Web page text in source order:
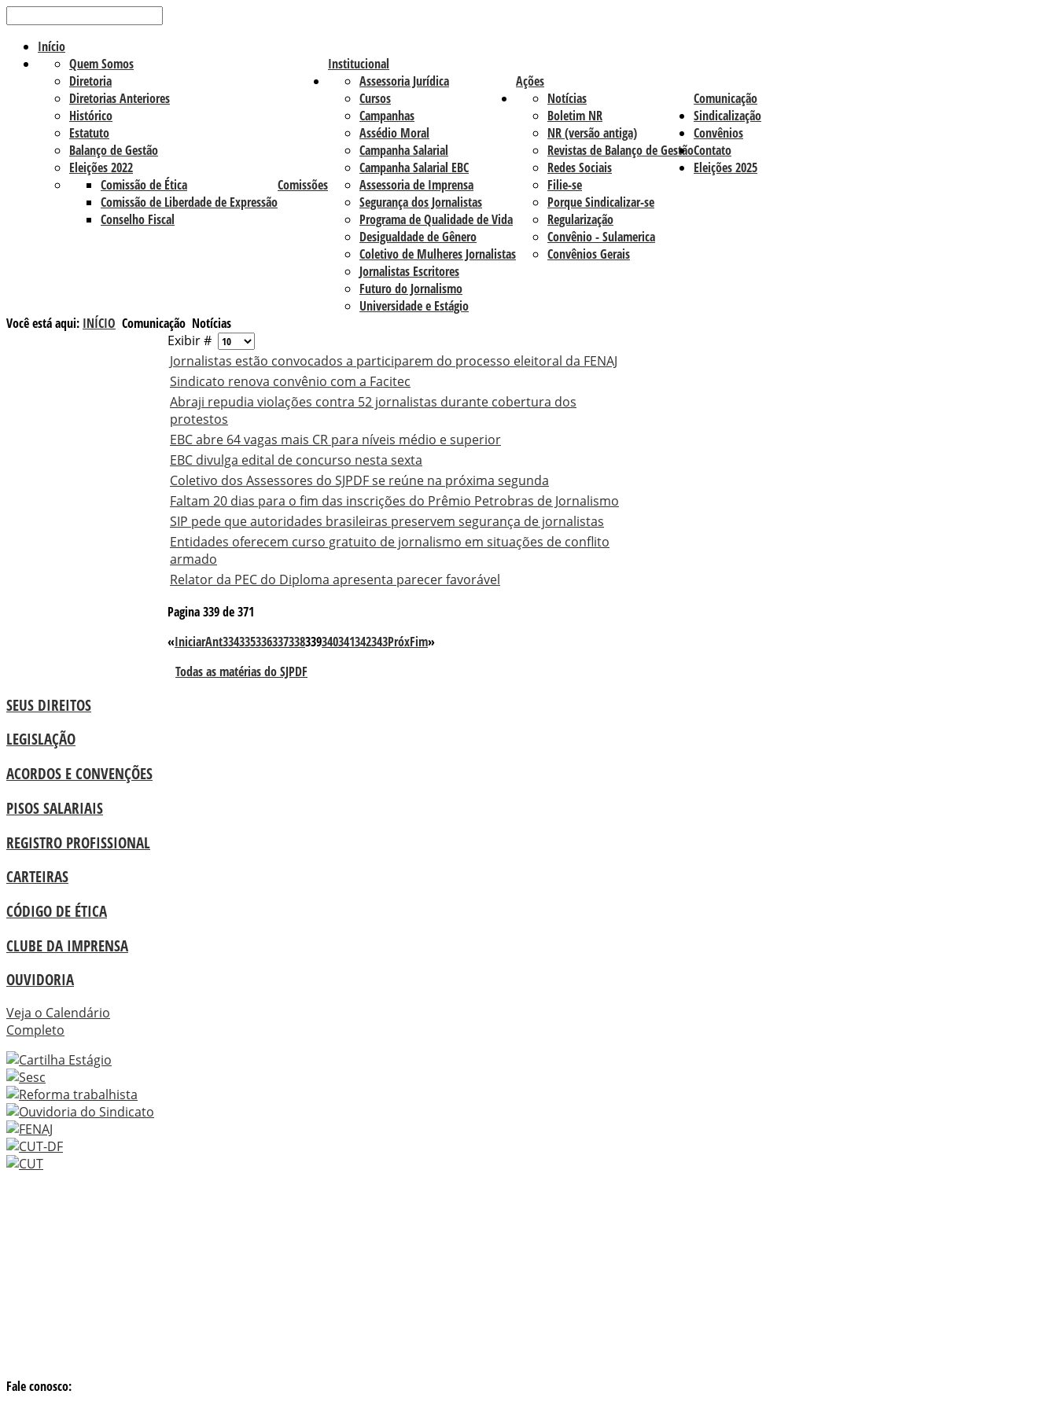
Início
Institucional
Quem Somos
Diretoria
Diretorias Anteriores
Histórico
Estatuto
Balanço de Gestão
Eleições 2022
Comissões
Comissão de Ética
Comissão de Liberdade de Expressão
Conselho Fiscal
Ações
Assessoria Jurídica
Cursos
Campanhas
Assédio Moral
Campanha Salarial
Campanha Salarial EBC
Assessoria de Imprensa
Segurança dos Jornalistas
Programa de Qualidade de Vida
Desigualdade de Gênero
Coletivo de Mulheres Jornalistas
Jornalistas Escritores
Futuro do Jornalismo
Universidade e Estágio
Comunicação
Notícias
Boletim NR
NR (versão antiga)
Revistas de Balanço de Gestão
Redes Sociais
Sindicalização
Filie-se
Porque Sindicalizar-se
Regularização
Convênios
Convênio - Sulamerica
Convênios Gerais
Contato
Eleições 2025
Você está aqui: INÍCIO Comunicação Notícias
Exibir #
Jornalistas estão convocados a participarem do processo eleitoral da FENAJ
Sindicato renova convênio com a Facitec
Abraji repudia violações contra 52 jornalistas durante cobertura dos
protestos
EBC abre 64 vagas mais CR para níveis médio e superior
EBC divulga edital de concurso nesta sexta
Coletivo dos Assessores do SJPDF se reúne na próxima segunda
Faltam 20 dias para o fim das inscrições do Prêmio Petrobras de Jornalismo
SIP pede que autoridades brasileiras preservem segurança de jornalistas
Entidades oferecem curso gratuito de jornalismo em situações de conflito
armado
Relator da PEC do Diploma apresenta parecer favorável
Pagina 339 de 371
«IniciarAnt334335336337338339340341342343PróxFim»
Todas as matérias do SJPDF
SEUS DIREITOS
LEGISLAÇÃO
ACORDOS E CONVENÇÕES
PISOS SALARIAIS
REGISTRO PROFISSIONAL
CARTEIRAS
CÓDIGO DE ÉTICA
CLUBE DA IMPRENSA
OUVIDORIA
Veja o Calendário
Completo
Fale conosco: